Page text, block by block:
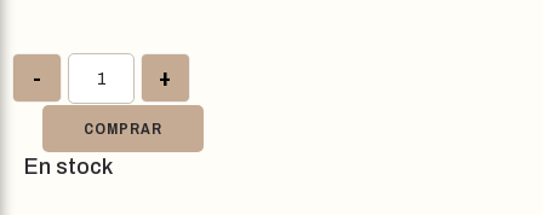
- +
COMPRAR
En stock